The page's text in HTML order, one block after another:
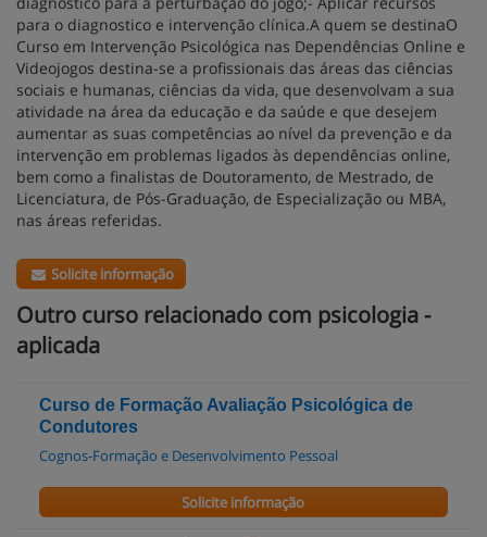
para o diagnostico e intervenção clínica.A quem se destinaO
Curso em Intervenção Psicológica nas Dependências Online e
Videojogos destina-se a profissionais das áreas das ciências
sociais e humanas, ciências da vida, que desenvolvam a sua
atividade na área da educação e da saúde e que desejem
aumentar as suas competências ao nível da prevenção e da
intervenção em problemas ligados às dependências online,
bem como a finalistas de Doutoramento, de Mestrado, de
Licenciatura, de Pós-Graduação, de Especialização ou MBA,
nas áreas referidas.
Solicite informação
Outro curso relacionado com psicologia -
aplicada
Curso de Formação Avaliação Psicológica de
Condutores
Cognos-Formação e Desenvolvimento Pessoal
Solicite informação